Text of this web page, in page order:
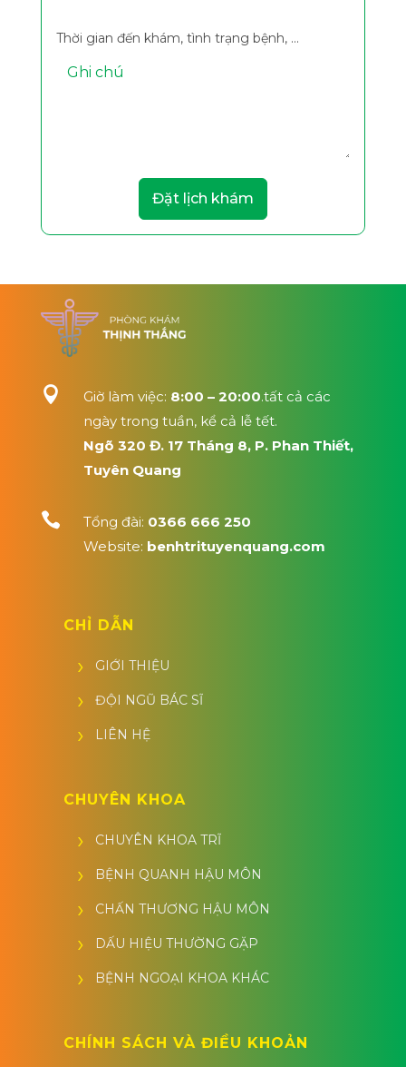
Thời gian đến khám, tình trạng bệnh, ...
Đặt lịch khám
 Giờ làm việc: 8:00 – 20:00.tất cả các
ngày trong tuần, kể cả lễ tết.
Ngõ 320 Đ. 17 Tháng 8, P. Phan Thiết,
Tuyên Quang
 Tổng đài: 0366 666 250
Website: benhtrituyenquang.com
CHỈ DẪN
GIỚI THIỆU
ĐỘI NGŨ BÁC SĨ
LIÊN HỆ
CHUYÊN KHOA
CHUYÊN KHOA TRĨ
BỆNH QUANH HẬU MÔN
CHẤN THƯƠNG HẬU MÔN
DẤU HIỆU THƯỜNG GẶP
BỆNH NGOẠI KHOA KHÁC
CHÍNH SÁCH VÀ ĐIỀU KHOẢN